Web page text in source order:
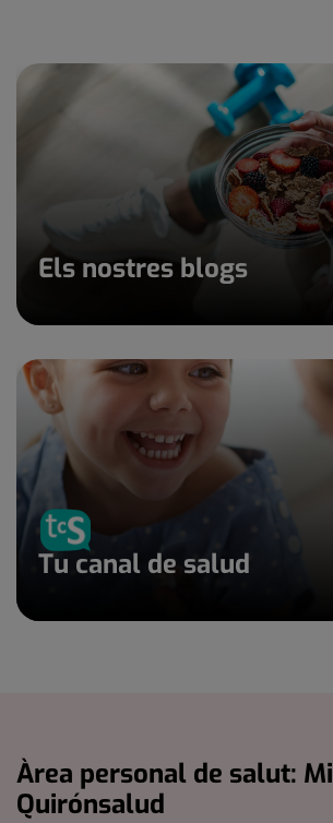
Els nostres blogs
Tu canal de salud
Àrea personal de salut: Mi
Quirónsalud